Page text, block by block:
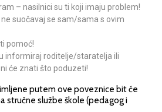
– nasilnici su ti koji imaju problem!
suočavaj se sam/sama s ovim
pomoć!
informiraj roditelje/staratelja ili
će znati što poduzeti!
putem ove poveznice bit će
stručne službe škole (pedagog i